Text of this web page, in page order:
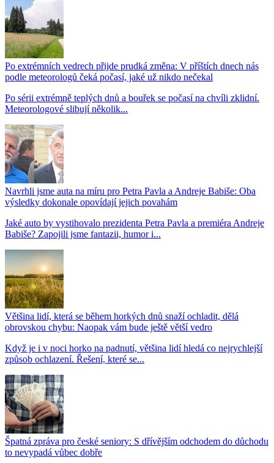
Po extrémních vedrech přijde prudká změna: V příštích dnech nás
podle meteorologů čeká počasí, jaké už nikdo nečekal
Po sérii extrémně teplých dnů a bouřek se počasí na chvíli zklidní.
Meteorologové slibují několik...
Navrhli jsme auta na míru pro Petra Pavla a Andreje Babiše: Oba
výsledky dokonale opovídají jejich povahám
Jaké auto by vystihovalo prezidenta Petra Pavla a premiéra Andreje
Babiše? Zapojili jsme fantazii, humor i...
Většina lidí, která se během horkých dnů snaží ochladit, dělá
obrovskou chybu: Naopak vám bude ještě větší vedro
Když je i v noci horko na padnutí, většina lidí hledá co nejrychlejší
způsob ochlazení. Řešení, které se...
Špatná zpráva pro české seniory: S dřívějším odchodem do důchodu
to nevypadá vůbec dobře